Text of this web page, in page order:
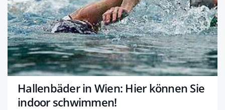
Hallenbäder in Wien: Hier können Sie
indoor schwimmen!